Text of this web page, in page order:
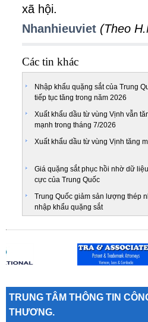
xã hội.
Nhanhieuviet (Theo
Các tin khác
Nhập khẩu quặng sắt của Trung
tiếp tục tăng trong năm 2026
Xuất khẩu dầu từ vùng Vịnh vẫn
mạnh trong tháng 7/2026
Xuất khẩu dầu từ vùng Vịnh tăng
Giá quặng sắt phục hồi nhờ dữ
cực của Trung Quốc
Trung Quốc giảm sản lượng thép
nhập khẩu quặng sắt
TRUNG TÂM THÔNG TIN
THƯƠNG.